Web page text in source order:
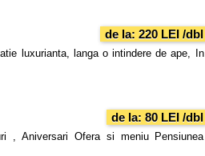
de la: 220 LEI /dbl
luxurianta, langa o intindere de ape, In
de la: 80 LEI /dbl
, Aniversari Ofera si meniu Pensiunea